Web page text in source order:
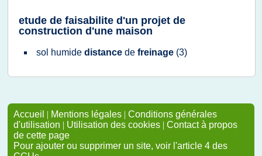
etude de faisabilite d'un projet de
construction d'une maison
sol humide distance de freinage (3)
Accueil | Mentions légales | Conditions générales
d'utilisation | Utilisation des cookies | Contact à propos
de cette page
Pour ajouter ou supprimer un site, voir l'article 4 des